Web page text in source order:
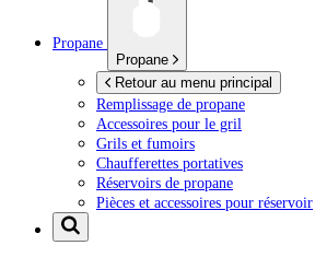
Propane
Propane
Retour au menu principal
Remplissage de propane
Accessoires pour le gril
Grils et fumoirs
Chaufferettes portatives
Réservoirs de propane
Pièces et accessoires pour réservoir